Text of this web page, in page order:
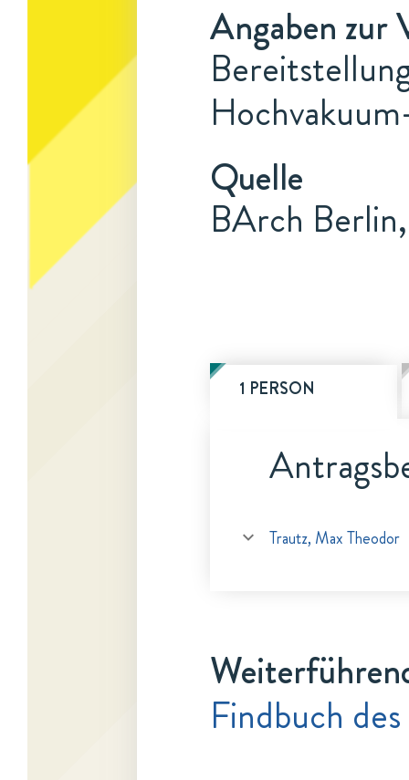
Angaben zur
Quelle
BArch
1 PERSON
Trautz, Max Theodor
Findbuch